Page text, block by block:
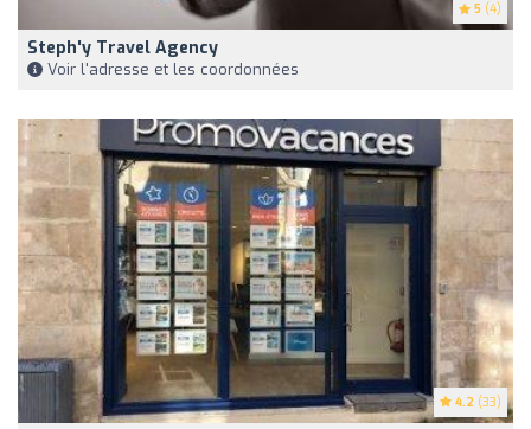
5 (4)
Steph'y Travel Agency
Voir l'adresse et les coordonnées
4.2 (33)